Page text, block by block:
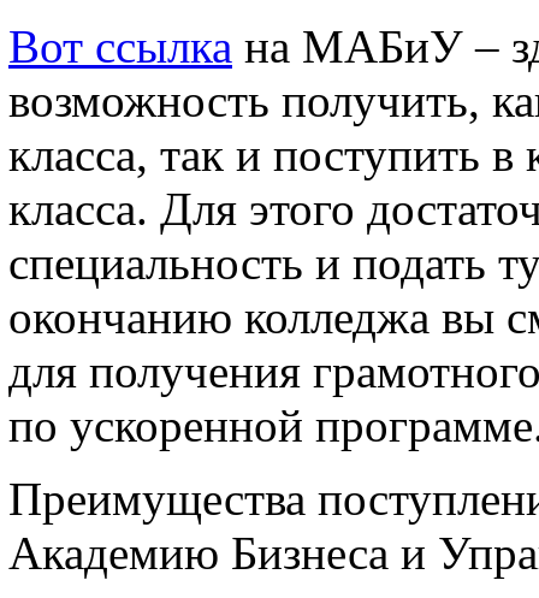
Вот ссылка на МАБиУ –
возможность получить,
класса, так и поступить
класса. Для этого
специальность и подать
окончанию колледжа вы
для получения
по ускоренной
Преимущества
Академию Бизнеса и